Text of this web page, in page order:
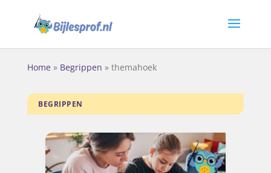
Home » Begrippen » themahoek
BEGRIPPEN